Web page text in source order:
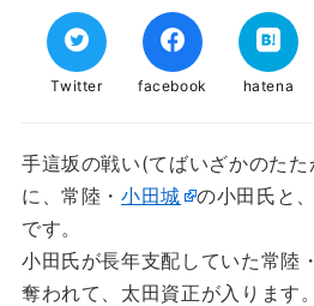
Twitter facebook hatena
手這坂の戦い(てばいざかのたた
に、常陸・小田城
の小田氏と
です。
小田氏が長年支配していた常陸
奪われて、太田資正が入ります。